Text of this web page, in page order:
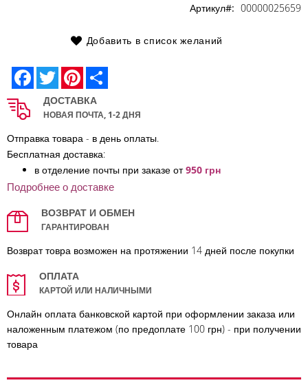
Артикул
00000025659
Добавить в список желаний
Facebook
Twitter Pinterest
ДОСТАВКА
НОВАЯ ПОЧТА, 1-2 ДНЯ
Отправка товара - в день оплаты.
Бесплатная доставка:
в отделение почты при заказе от950 грн
Подробнее о доставке
ВОЗВРАТ И ОБМЕН
ГАРАНТИРОВАН
Возврат товра возможен на протяжении 14 дней после покупки
ОПЛАТА
КАРТОЙ ИЛИ НАЛИЧНЫМИ
Онлайн оплата банковской картой при оформлении заказа или
наложенным платежом (по предоплате 100 грн) - при получении
товара